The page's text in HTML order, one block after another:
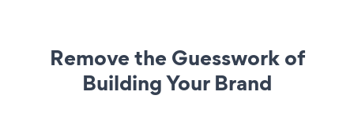
Remove the Guesswork of
Building Your Brand